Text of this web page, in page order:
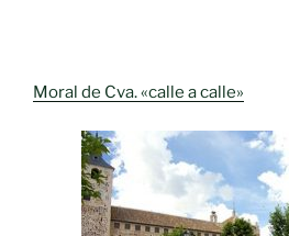
Moral de Cva. «calle a calle»